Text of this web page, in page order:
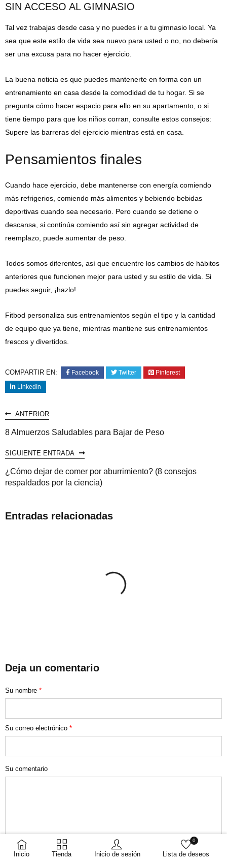
Inicio Tienda Inicio de sesión Lista de deseos
0
SIN ACCESO AL GIMNASIO
Tal vez trabajas desde casa y no puedes ir a tu gimnasio local. Ya
sea que este estilo de vida sea nuevo para usted o no, no debería
ser una excusa para no hacer ejercicio.
La buena noticia es que puedes mantenerte en forma con un
entrenamiento en casa desde la comodidad de tu hogar. Si se
pregunta cómo hacer espacio para ello en su apartamento, o si
tiene tiempo para que los niños corran, consulte estos consejos:
Supere las barreras del ejercicio mientras está en casa.
Pensamientos finales
Cuando hace ejercicio, debe mantenerse con energía comiendo
más refrigerios, comiendo más alimentos y bebiendo bebidas
deportivas cuando sea necesario. Pero cuando se detiene o
descansa, si continúa comiendo así sin agregar actividad de
reemplazo, puede aumentar de peso.
Todos somos diferentes, así que encuentre los cambios de hábitos
anteriores que funcionen mejor para usted y su estilo de vida. Si
puedes seguir, ¡hazlo!
Fitbod personaliza sus entrenamientos según el tipo y la cantidad
de equipo que ya tiene, mientras mantiene sus entrenamientos
frescos y divertidos.
COMPARTIR EN: Facebook Twitter
Pinterest
LinkedIn
ANTERIOR
8 Almuerzos Saludables para Bajar de Peso
SIGUIENTE ENTRADA
¿Cómo dejar de comer por aburrimiento? (8 consejos
respaldados por la ciencia)
Entradas relacionadas
Deja un comentario
Su nombre *
Su correo electrónico *
Su comentario